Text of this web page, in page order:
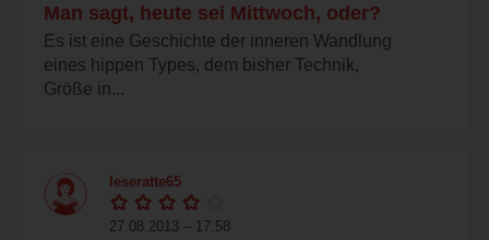
Man sagt, heute sei Mittwoch, oder?
Es ist eine Geschichte der inneren Wandlung
eines hippen Types, dem bisher Technik,
Größe in...
leseratte65
27.08.2013 – 17:58